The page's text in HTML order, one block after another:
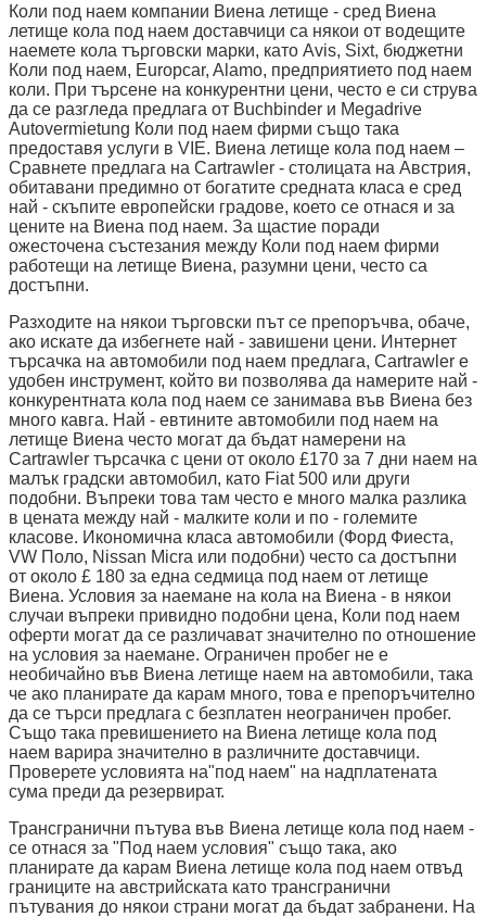
Коли под наем компании Виена летище - сред Виена
летище кола под наем доставчици са някои от водещите
наемете кола търговски марки, като Avis, Sixt, бюджетни
Коли под наем, Europcar, Alamo, предприятието под наем
коли. При търсене на конкурентни цени, често е си струва
да се разгледа предлага от Buchbinder и Megadrive
Autovermietung Коли под наем фирми също така
предоставя услуги в VIE. Виена летище кола под наем –
Сравнете предлага на Cartrawler - столицата на Австрия,
обитавани предимно от богатите средната класа е сред
най - скъпите европейски градове, което се отнася и за
цените на Виена под наем. За щастие поради
ожесточена състезания между Коли под наем фирми
работещи на летище Виена, разумни цени, често са
достъпни.
Разходите на някои търговски път се препоръчва, обаче,
ако искате да избегнете най - завишени цени. Интернет
търсачка на автомобили под наем предлага, Cartrawler е
удобен инструмент, който ви позволява да намерите най -
конкурентната кола под наем се занимава във Виена без
много кавга. Най - евтините автомобили под наем на
летище Виена често могат да бъдат намерени на
Cartrawler търсачка с цени от около £170 за 7 дни наем на
малък градски автомобил, като Fiat 500 или други
подобни. Въпреки това там често е много малка разлика
в цената между най - малките коли и по - големите
класове. Икономична класа автомобили (Форд Фиеста,
VW Поло, Nissan Micra или подобни) често са достъпни
от около £ 180 за една седмица под наем от летище
Виена. Условия за наемане на кола на Виена - в някои
случаи въпреки привидно подобни цена, Коли под наем
оферти могат да се различават значително по отношение
на условия за наемане. Ограничен пробег не е
необичайно във Виена летище наем на автомобили, така
че ако планирате да карам много, това е препоръчително
да се търси предлага с безплатен неограничен пробег.
Също така превишението на Виена летище кола под
наем варира значително в различните доставчици.
Проверете условията на"под наем" на надплатената
сума преди да резервират.
Трансгранични пътува във Виена летище кола под наем -
се отнася за "Под наем условия" също така, ако
планирате да карам Виена летище кола под наем отвъд
границите на австрийската като трансгранични
пътувания до някои страни могат да бъдат забранени. На